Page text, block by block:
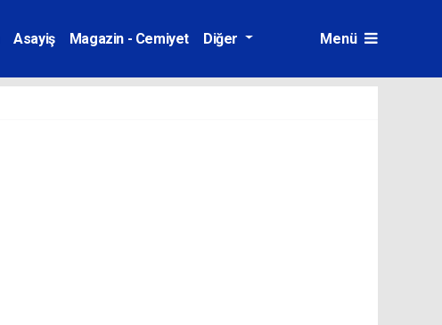
Asayiş Magazin - Cemiyet Diğer Menü